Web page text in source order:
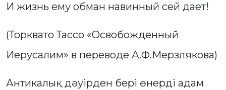
И жизнь ему обман навинный сей дает!
(Торквато Тассо «Освобожденный
Иерусалим» в переводе А.Ф.Мерзлякова)
Антикалық дәуірден бері өнерді адам